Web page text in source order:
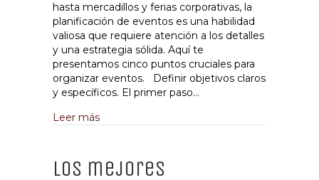
hasta mercadillos y ferias corporativas, la
planificación de eventos es una habilidad
valiosa que requiere atención a los detalles
y una estrategia sólida. Aquí te
presentamos cinco puntos cruciales para
organizar eventos. Definir objetivos claros
y específicos. El primer paso…
Leer másabout Guía definitiva para planificar un
Los mejores